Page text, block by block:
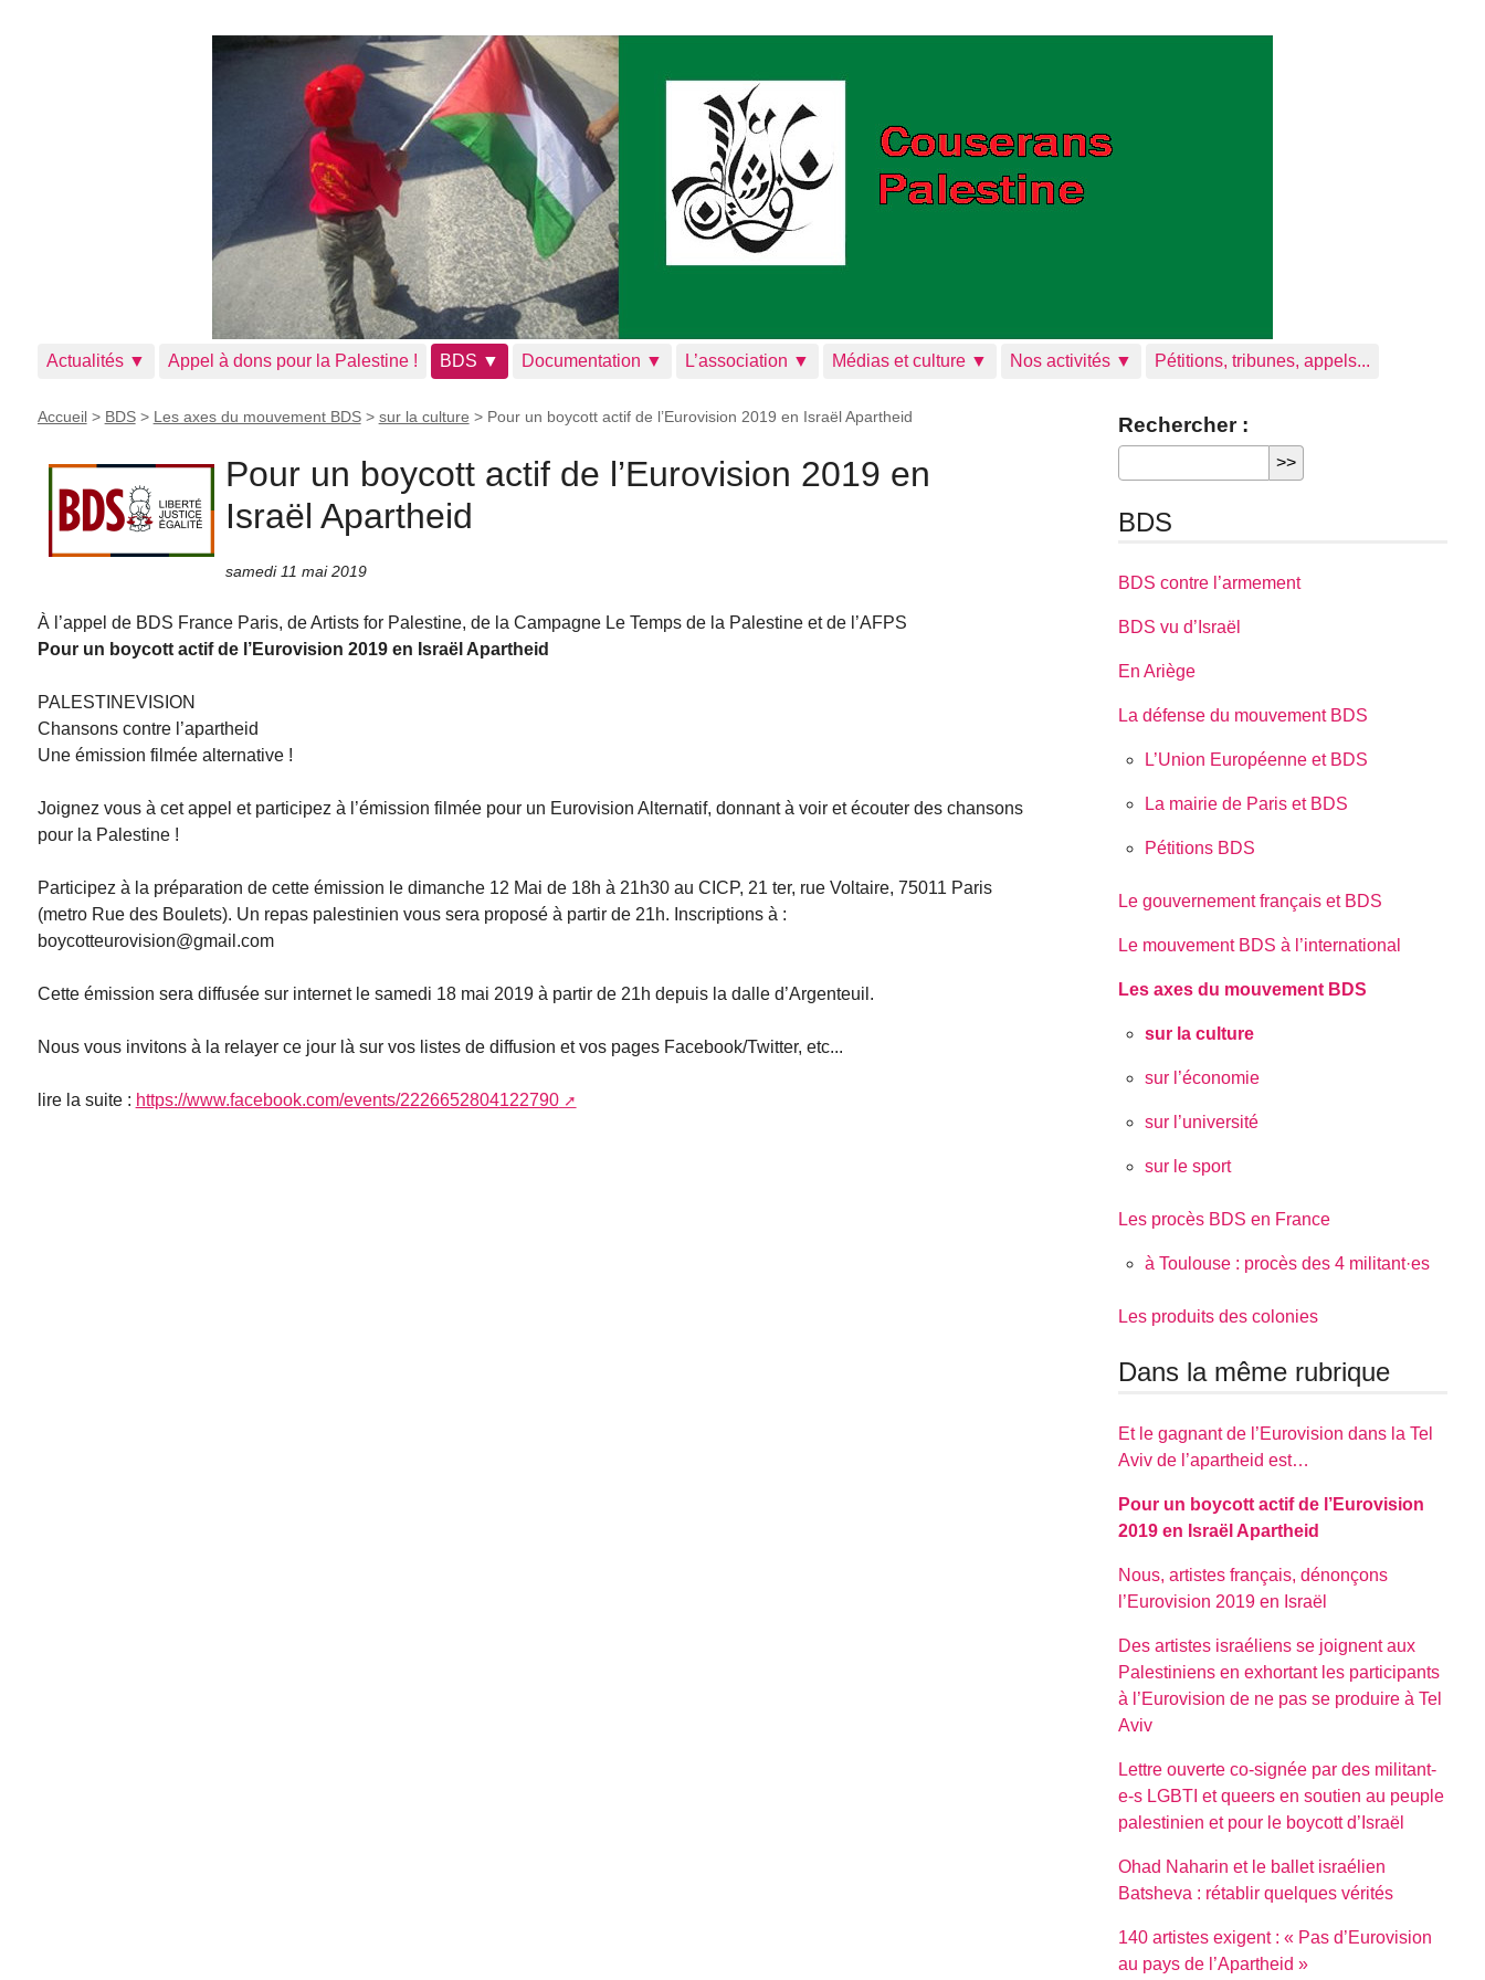
Actualités ▼ Appel à dons pour la Palestine ! BDS ▼ Documentation ▼ L’association ▼ Médias et culture ▼ Nos activités ▼ Pétitions, tribunes, appels...
Accueil> BDS> Les axes du mouvement BDS> sur la culture > Pour un boycott actif de l’Eurovision 2019 en Israël Apartheid
Pour un boycott actif de l’Eurovision 2019 en
Israël Apartheid
samedi 11 mai 2019
À l’appel de BDS France Paris, de Artists for Palestine, de la Campagne Le Temps de la Palestine et de l’AFPS
Pour un boycott actif de l’Eurovision 2019 en Israël Apartheid
PALESTINEVISION
Chansons contre l’apartheid
Une émission filmée alternative !
Joignez vous à cet appel et participez à l’émission filmée pour un Eurovision Alternatif, donnant à voir et écouter des chansons
pour la Palestine !
Participez à la préparation de cette émission le dimanche 12 Mai de 18h à 21h30 au CICP, 21 ter, rue Voltaire, 75011 Paris
(metro Rue des Boulets). Un repas palestinien vous sera proposé à partir de 21h. Inscriptions à :
boycotteurovision@gmail.com
Cette émission sera diffusée sur internet le samedi 18 mai 2019 à partir de 21h depuis la dalle d’Argenteuil.
Nous vous invitons à la relayer ce jour là sur vos listes de diffusion et vos pages Facebook/Twitter, etc...
lire la suite : https://www.facebook.com/events/2226652804122790
Rechercher :
BDS
BDS contre l’armement
BDS vu d’Israël
En Ariège
La défense du mouvement BDS
L’Union Européenne et BDS
La mairie de Paris et BDS
Pétitions BDS
Le gouvernement français et BDS
Le mouvement BDS à l’international
Les axes du mouvement BDS
sur la culture
sur l’économie
sur l’université
sur le sport
Les procès BDS en France
à Toulouse : procès des 4 militant·es
Les produits des colonies
Dans la même rubrique
Et le gagnant de l’Eurovision dans la Tel
Aviv de l’apartheid est…
Pour un boycott actif de l’Eurovision
2019 en Israël Apartheid
Nous, artistes français, dénonçons
l’Eurovision 2019 en Israël
Des artistes israéliens se joignent aux
Palestiniens en exhortant les participants
à l’Eurovision de ne pas se produire à Tel
Aviv
Lettre ouverte co-signée par des militant-
e-s LGBTI et queers en soutien au peuple
palestinien et pour le boycott d’Israël
Ohad Naharin et le ballet israélien
Batsheva : rétablir quelques vérités
140 artistes exigent : « Pas d’Eurovision
au pays de l’Apartheid »